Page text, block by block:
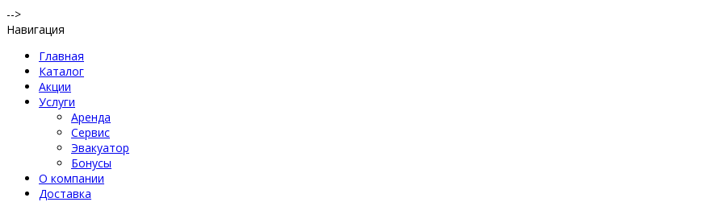
-->
Навигация
Главная
Каталог
Акции
Услуги
Аренда
Сервис
Эвакуатор
Бонусы
О компании
Доставка